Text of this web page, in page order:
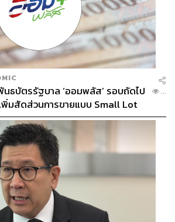
ธบัตรรัฐบาล ‘ออมพลัส’ รอบถัดไป
พิ่มสัดส่วนการขายแบบ Small Lot
...